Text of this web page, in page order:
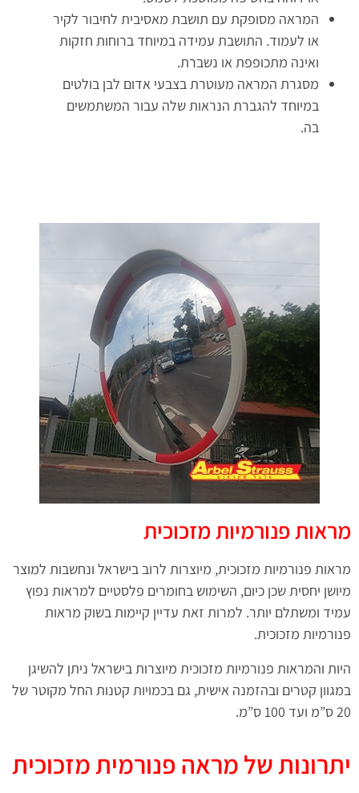
המראה מסופקת עם תושבת מאסיבית לחיבור לקיר
או לעמוד. התושבת עמידה במיוחד ברוחות חזקות
ואינה מתכופפת או נשברת.
מסגרת המראה מעוטרת בצבעי אדום לבן בולטים
במיוחד להגברת הנראות שלה עבור המשתמשים
בה.
מראות פנורמיות מזכוכית
מראות פנורמיות מזכוכית, מיוצרות לרוב בישראל ונחשבות למוצר
מיושן יחסית שכן כיום, השימוש בחומרים פלסטיים למראות נפוץ
עמיד ומשתלם יותר. למרות זאת עדיין קיימות בשוק מראות
פנורמיות מזכוכית.
היות והמראות פנורמיות מזכוכית מיוצרות בישראל ניתן להשיגן
במגוון קטרים ובהזמנה אישית, גם בכמויות קטנות החל מקוטר של
20 ס”מ ועד 100 ס”מ.
יתרונות של מראה פנורמית מזכוכית